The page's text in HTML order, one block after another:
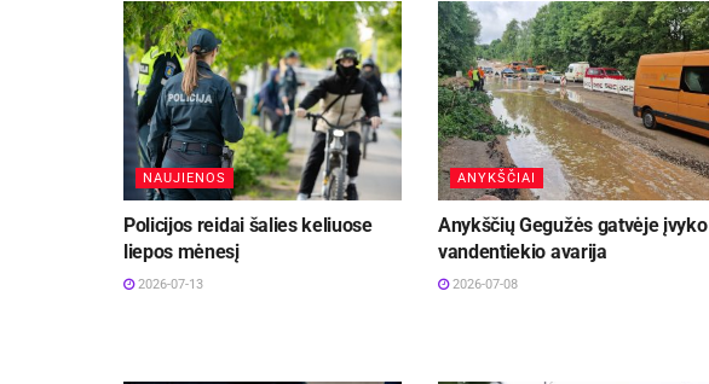
NAUJIENOS
Policijos reidai šalies keliuose
liepos mėnesį
2026-07-13
ANYKŠČIAI
Anykščių Gegužės gatvėje įvyko
vandentiekio avarija
2026-07-08